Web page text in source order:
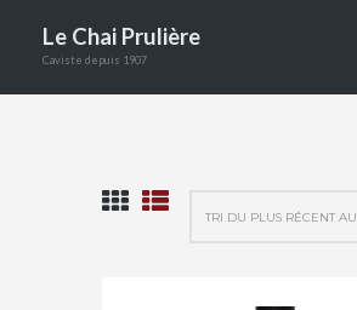
ACCUEIL
Le Chai Prulière
Caviste depuis 1907